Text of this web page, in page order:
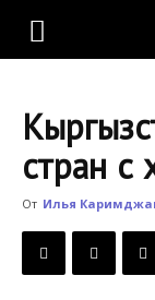
KLOOP.KG
Новости
стран с
От Илья